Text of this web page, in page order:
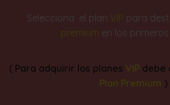
Selecciona el plan VIP para
premium en los
( Para adquirir los planes VIP debe
Plan Premium )